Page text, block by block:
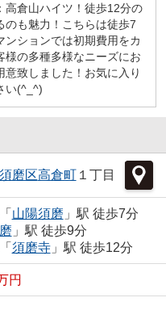
高倉山ハイツ！徒歩12分の
のも魅力！こちらは徒歩7
ションでは初期費用をカ
様の多種多様なニーズにお
致しました！お気に入り
い(^_^)
磨区高倉町１丁目
「 山陽須磨 」駅 徒歩7分
」駅 徒歩9分
「 須磨寺」駅 徒歩12分
円